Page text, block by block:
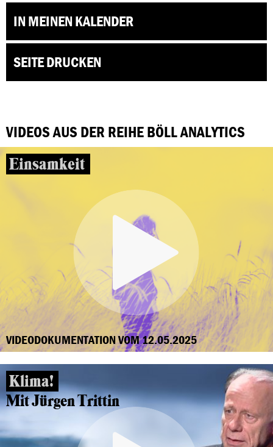
IN MEINEN KALENDER
SEITE DRUCKEN
VIDEOS AUS DER REIHE BÖLL ANALYTICS
Einsamkeit
VIDEODOKUMENTATION VOM 12.05.2025
Klima!
Mit Jürgen Trittin